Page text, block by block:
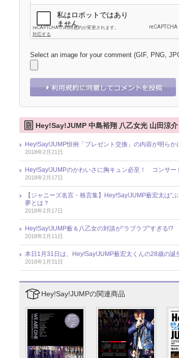
Select an image for your comment (GIF, PNG,
Hey!Say!JUMP 中島裕翔 八乙女光 山田涼
Hey!Say!JUMP恒例「プレゼント交換」の内容が明
2018年2月21日
Hey!Say!JUMPのかわいさに胸キュン必至！ コンサー
2018年2月17日
【ジャニーズ名言・格言集】Hey!Say!JUMP薮宏太は“
夢とは？
2018年2月17日
Hey!Say!JUMP薮＆八乙女の対談が“ラブラブ”すぎ
2018年2月11日
本日1月31日は、Hey!Say!JUMP薮宏太くんの28歳の誕
2018年1月31日
Hey!Say!JUMPの関連商品